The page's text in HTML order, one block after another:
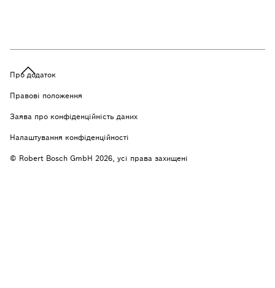
Про додаток
Правові положення
Заява про конфіденційність даних
Налаштування конфіденційності
© Robert Bosch GmbH 2026, усі права захищені